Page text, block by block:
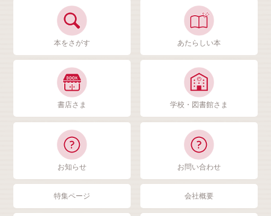
本をさがす あたらしい本
書店さま 学校・図書館さま
お知らせ お問い合わせ
特集ページ 会社概要